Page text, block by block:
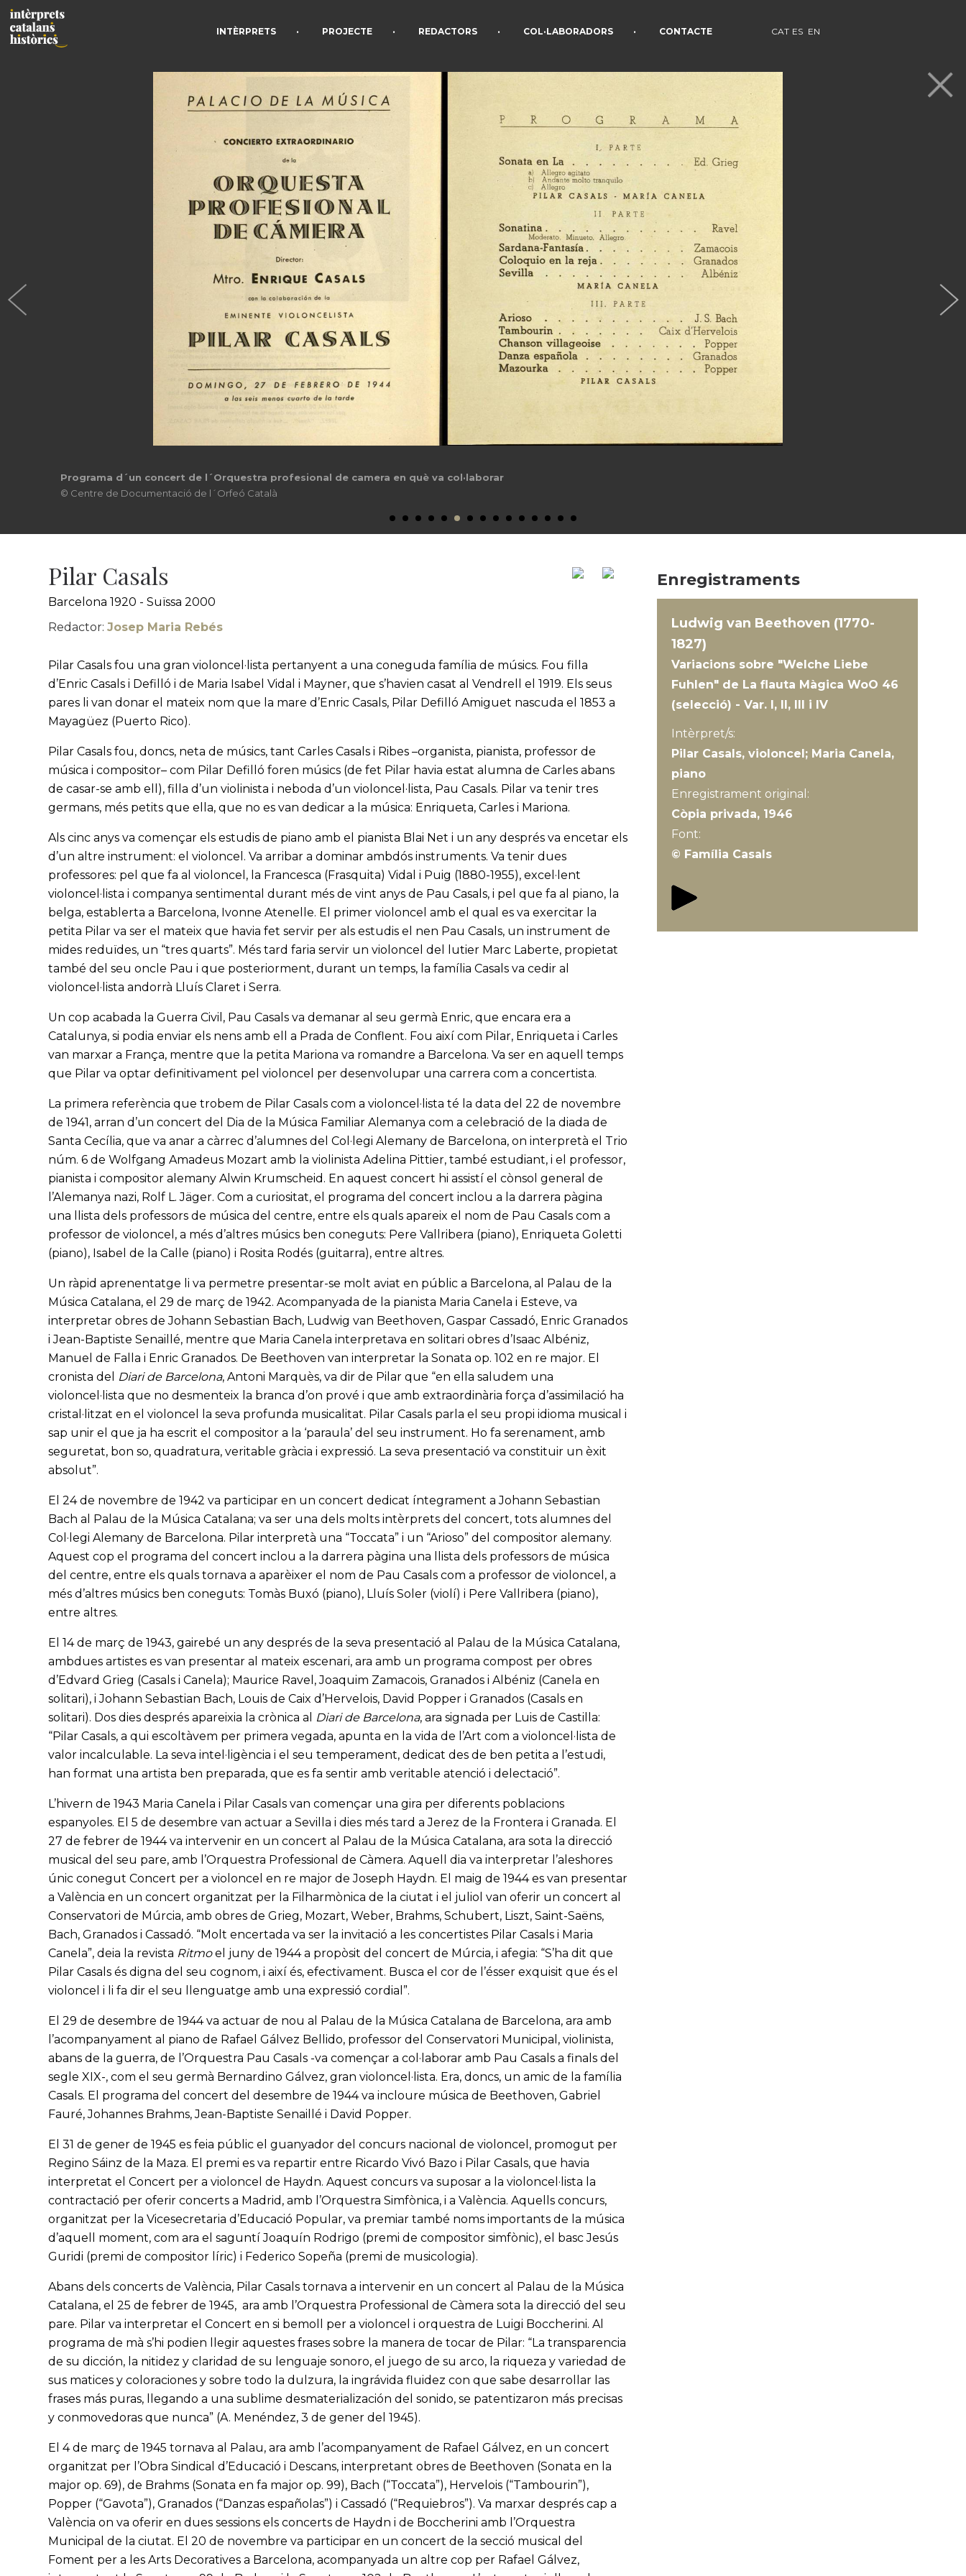
INTÈRPRETS • PROJECTE • REDACTORS • COL·LABORADORS • CONTACTE CAT ES EN
Programa d´un recital amb el pianista Rafael Gálvez al Palau de la Música Catalana, 1944
© Centre de Documentació de l´Orfeó Català
Pilar Casals
Barcelona 1920 - Suïssa 2000
Redactor:Josep Maria Rebés
Pilar Casals fou una gran violoncel·lista pertanyent a una coneguda família de músics. Fou filla
d’Enric Casals i Defilló i de Maria Isabel Vidal i Mayner, que s’havien casat al Vendrell el 1919. Els seus
pares li van donar el mateix nom que la mare d’Enric Casals, Pilar Defilló Amiguet nascuda el 1853 a
Mayagüez (Puerto Rico).
Pilar Casals fou, doncs, neta de músics, tant Carles Casals i Ribes –organista, pianista, professor de
música i compositor– com Pilar Defilló foren músics (de fet Pilar havia estat alumna de Carles abans
de casar-se amb ell), filla d’un violinista i neboda d’un violoncel·lista, Pau Casals. Pilar va tenir tres
germans, més petits que ella, que no es van dedicar a la música: Enriqueta, Carles i Mariona.
Als cinc anys va començar els estudis de piano amb el pianista Blai Net i un any després va encetar els
d’un altre instrument: el violoncel. Va arribar a dominar ambdós instruments. Va tenir dues
professores: pel que fa al violoncel, la Francesca (Frasquita) Vidal i Puig (1880-1955), excel·lent
violoncel·lista i companya sentimental durant més de vint anys de Pau Casals, i pel que fa al piano, la
belga, establerta a Barcelona, Ivonne Atenelle. El primer violoncel amb el qual es va exercitar la
petita Pilar va ser el mateix que havia fet servir per als estudis el nen Pau Casals, un instrument de
mides reduïdes, un “tres quarts”. Més tard faria servir un violoncel del lutier Marc Laberte, propietat
també del seu oncle Pau i que posteriorment, durant un temps, la família Casals va cedir al
violoncel·lista andorrà Lluís Claret i Serra.
Un cop acabada la Guerra Civil, Pau Casals va demanar al seu germà Enric, que encara era a
Catalunya, si podia enviar els nens amb ell a Prada de Conflent. Fou així com Pilar, Enriqueta i Carles
van marxar a França, mentre que la petita Mariona va romandre a Barcelona. Va ser en aquell temps
que Pilar va optar definitivament pel violoncel per desenvolupar una carrera com a concertista.
La primera referència que trobem de Pilar Casals com a violoncel·lista té la data del 22 de novembre
de 1941, arran d’un concert del Dia de la Música Familiar Alemanya com a celebració de la diada de
Santa Cecília, que va anar a càrrec d’alumnes del Col·legi Alemany de Barcelona, on interpretà el Trio
núm. 6 de Wolfgang Amadeus Mozart amb la violinista Adelina Pittier, també estudiant, i el professor,
pianista i compositor alemany Alwin Krumscheid. En aquest concert hi assistí el cònsol general de
l’Alemanya nazi, Rolf L. Jäger. Com a curiositat, el programa del concert inclou a la darrera pàgina
una llista dels professors de música del centre, entre els quals apareix el nom de Pau Casals com a
professor de violoncel, a més d’altres músics ben coneguts: Pere Vallribera (piano), Enriqueta Goletti
(piano), Isabel de la Calle (piano) i Rosita Rodés (guitarra), entre altres.
Un ràpid aprenentatge li va permetre presentar-se molt aviat en públic a Barcelona, al Palau de la
Música Catalana, el 29 de març de 1942. Acompanyada de la pianista Maria Canela i Esteve, va
interpretar obres de Johann Sebastian Bach, Ludwig van Beethoven, Gaspar Cassadó, Enric Granados
i Jean-Baptiste Senaillé, mentre que Maria Canela interpretava en solitari obres d’Isaac Albéniz,
Manuel de Falla i Enric Granados. De Beethoven van interpretar la Sonata op. 102 en re major. El
cronista del Diari de Barcelona, Antoni Marquès, va dir de Pilar que “en ella saludem una
violoncel·lista que no desmenteix la branca d’on prové i que amb extraordinària força d’assimilació ha
cristal·litzat en el violoncel la seva profunda musicalitat. Pilar Casals parla el seu propi idioma musical i
sap unir el que ja ha escrit el compositor a la ‘paraula’ del seu instrument. Ho fa serenament, amb
seguretat, bon so, quadratura, veritable gràcia i expressió. La seva presentació va constituir un èxit
absolut”.
El 24 de novembre de 1942 va participar en un concert dedicat íntegrament a Johann Sebastian
Bach al Palau de la Música Catalana; va ser una dels molts intèrprets del concert, tots alumnes del
Col·legi Alemany de Barcelona. Pilar interpretà una “Toccata” i un “Arioso” del compositor alemany.
Aquest cop el programa del concert inclou a la darrera pàgina una llista dels professors de música
del centre, entre els quals tornava a aparèixer el nom de Pau Casals com a professor de violoncel, a
més d’altres músics ben coneguts: Tomàs Buxó (piano), Lluís Soler (violí) i Pere Vallribera (piano),
entre altres.
El 14 de març de 1943, gairebé un any després de la seva presentació al Palau de la Música Catalana,
ambdues artistes es van presentar al mateix escenari, ara amb un programa compost per obres
d’Edvard Grieg (Casals i Canela); Maurice Ravel, Joaquim Zamacois, Granados i Albéniz (Canela en
solitari), i Johann Sebastian Bach, Louis de Caix d’Hervelois, David Popper i Granados (Casals en
solitari). Dos dies després apareixia la crònica al Diari de Barcelona, ara signada per Luis de Castilla:
“Pilar Casals, a qui escoltàvem per primera vegada, apunta en la vida de l’Art com a violoncel·lista de
valor incalculable. La seva intel·ligència i el seu temperament, dedicat des de ben petita a l’estudi,
han format una artista ben preparada, que es fa sentir amb veritable atenció i delectació”.
L’hivern de 1943 Maria Canela i Pilar Casals van començar una gira per diferents poblacions
espanyoles. El 5 de desembre van actuar a Sevilla i dies més tard a Jerez de la Frontera i Granada. El
27 de febrer de 1944 va intervenir en un concert al Palau de la Música Catalana, ara sota la direcció
musical del seu pare, amb l’Orquestra Professional de Càmera. Aquell dia va interpretar l’aleshores
únic conegut Concert per a violoncel en re major de Joseph Haydn. El maig de 1944 es van presentar
a València en un concert organitzat per la Filharmònica de la ciutat i el juliol van oferir un concert al
Conservatori de Múrcia, amb obres de Grieg, Mozart, Weber, Brahms, Schubert, Liszt, Saint-Saëns,
Bach, Granados i Cassadó. “Molt encertada va ser la invitació a les concertistes Pilar Casals i Maria
Canela”, deia la revista Ritmoel juny de 1944 a propòsit del concert de Múrcia, i afegia: “S’ha dit que
Pilar Casals és digna del seu cognom, i així és, efectivament. Busca el cor de l’ésser exquisit que és el
violoncel i li fa dir el seu llenguatge amb una expressió cordial”.
El 29 de desembre de 1944 va actuar de nou al Palau de la Música Catalana de Barcelona, ara amb
l’acompanyament al piano de Rafael Gálvez Bellido, professor del Conservatori Municipal, violinista,
abans de la guerra, de l’Orquestra Pau Casals -va començar a col·laborar amb Pau Casals a finals del
segle XIX-, com el seu germà Bernardino Gálvez, gran violoncel·lista. Era, doncs, un amic de la família
Casals. El programa del concert del desembre de 1944 va incloure música de Beethoven, Gabriel
Fauré, Johannes Brahms, Jean-Baptiste Senaillé i David Popper.
El 31 de gener de 1945 es feia públic el guanyador del concurs nacional de violoncel, promogut per
Regino Sáinz de la Maza. El premi es va repartir entre Ricardo Vivó Bazo i Pilar Casals, que havia
interpretat el Concert per a violoncel de Haydn. Aquest concurs va suposar a la violoncel·lista la
contractació per oferir concerts a Madrid, amb l’Orquestra Simfònica, i a València. Aquells concurs,
organitzat per la Vicesecretaria d’Educació Popular, va premiar també noms importants de la música
d’aquell moment, com ara el saguntí Joaquín Rodrigo (premi de compositor simfònic), el basc Jesús
Guridi (premi de compositor líric) i Federico Sopeña (premi de musicologia).
Abans dels concerts de València, Pilar Casals tornava a intervenir en un concert al Palau de la Música
Catalana, el 25 de febrer de 1945, ara amb l’Orquestra Professional de Càmera sota la direcció del seu
pare. Pilar va interpretar el Concert en si bemoll per a violoncel i orquestra de Luigi Boccherini. Al
programa de mà s’hi podien llegir aquestes frases sobre la manera de tocar de Pilar: “La transparencia
de su dicción, la nitidez y claridad de su lenguaje sonoro, el juego de su arco, la riqueza y variedad de
sus matices y coloraciones y sobre todo la dulzura, la ingrávida fluidez con que sabe desarrollar las
frases más puras, llegando a una sublime desmaterialización del sonido, se patentizaron más precisas
y conmovedoras que nunca” (A. Menéndez, 3 de gener del 1945).
El 4 de març de 1945 tornava al Palau, ara amb l’acompanyament de Rafael Gálvez, en un concert
organitzat per l’Obra Sindical d’Educació i Descans, interpretant obres de Beethoven (Sonata en la
major op. 69), de Brahms (Sonata en fa major op. 99), Bach (“Toccata”), Hervelois (“Tambourin”),
Popper (“Gavota”), Granados (“Danzas españolas”) i Cassadó (“Requiebros”). Va marxar després cap a
València on va oferir en dues sessions els concerts de Haydn i de Boccherini amb l’Orquestra
Municipal de la ciutat. El 20 de novembre va participar en un concert de la secció musical del
Foment per a les Arts Decoratives a Barcelona, acompanyada un altre cop per Rafael Gálvez,
Enregistraments
Ludwig van Beethoven (1770-
1827)
Variacions sobre "Welche Liebe
Fuhlen" de La flauta Màgica WoO 46
(selecció) - Var. I, II, III i IV
Intèrpret/s:
Pilar Casals, violoncel; Maria Canela,
piano
Enregistrament original:
Còpia privada, 1946
Font:
© Família Casals